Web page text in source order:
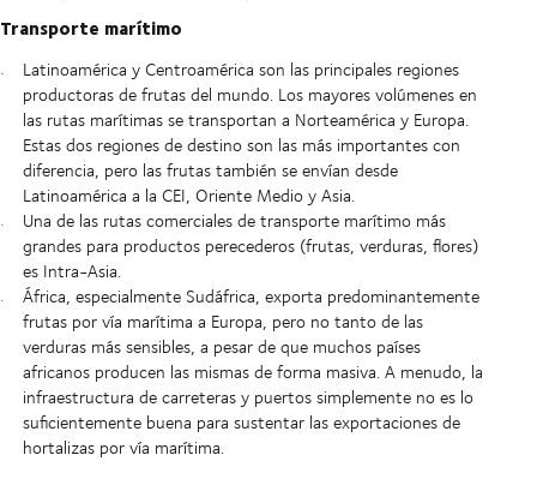
Transporte marítimo
Latinoamérica y Centroamérica son las principales regiones
productoras de frutas del mundo. Los mayores volúmenes en
las rutas marítimas se transportan a Norteamérica y Europa.
Estas dos regiones de destino son las más importantes con
diferencia, pero las frutas también se envían desde
Latinoamérica a la CEI, Oriente Medio y Asia.
Una de las rutas comerciales de transporte marítimo más
grandes para productos perecederos (frutas, verduras, flores)
es Intra-Asia.
África, especialmente Sudáfrica, exporta predominantemente
frutas por vía marítima a Europa, pero no tanto de las
verduras más sensibles, a pesar de que muchos países
africanos producen las mismas de forma masiva. A menudo, la
infraestructura de carreteras y puertos simplemente no es lo
suficientemente buena para sustentar las exportaciones de
hortalizas por vía marítima.